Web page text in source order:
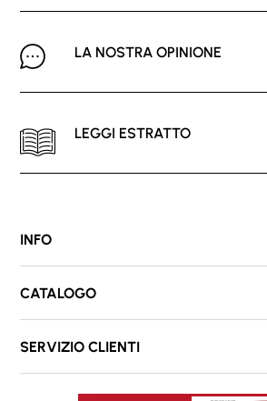
LA NOSTRA OPINIONE
LEGGI ESTRATTO
INFO
CATALOGO
SERVIZIO CLIENTI